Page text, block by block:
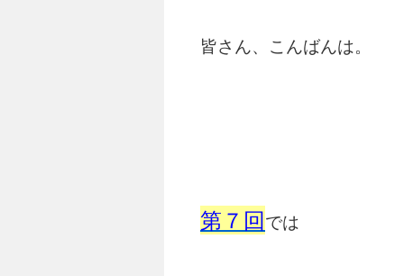
皆さん、こんばんは。
第７回では